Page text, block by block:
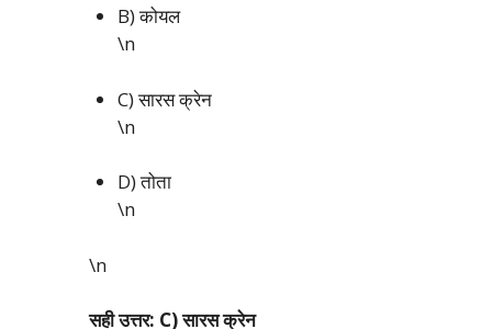
B) कोयल
\n
C) सारस क्रेन
\n
D) तोता
\n
\n
सही उत्तर: C) सारस क्रेन